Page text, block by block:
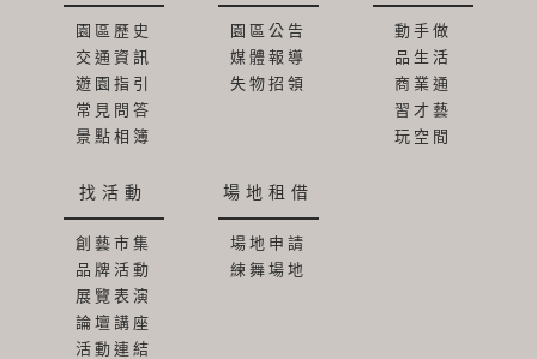
園區歷史
交通資訊
遊園指引
常見問答
景點相簿
園區公告
媒體報導
失物招領
動手做
品生活
商業通
習才藝
玩空間
找活動
創藝市集
品牌活動
展覽表演
論壇講座
活動連結
場地租借
場地申請
練舞場地